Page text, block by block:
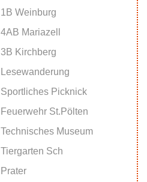
1B Weinburg
4AB Mariazell
3B Kirchberg
Lesewanderung
Sportliches Picknick
Feuerwehr St.Pölten
Technisches Museum
Tiergarten Sch
Prater